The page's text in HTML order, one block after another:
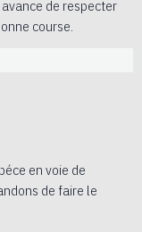
de respecter
course.
en voie de
de faire le